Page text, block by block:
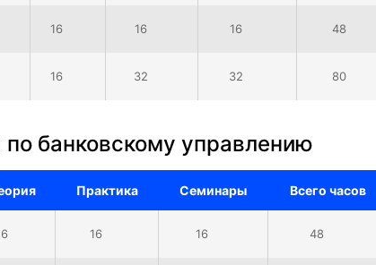
16 16 16 48
16 32 32 80
банковскому управлению
Практика Семинары Всего часов
16 16 48